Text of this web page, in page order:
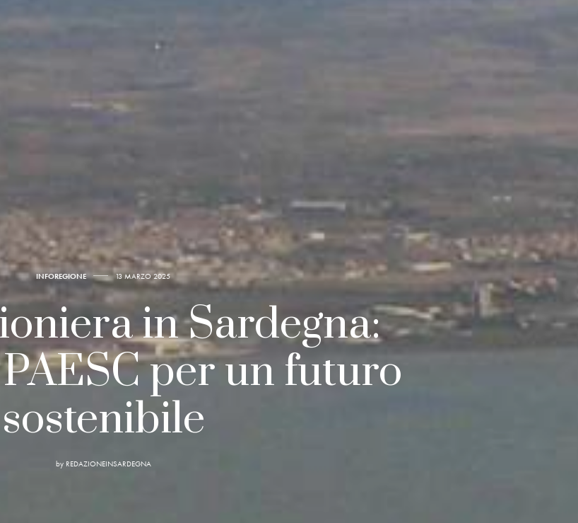
INFOREGIONE 13 MARZO 2025
in Sardegna:
per un futuro
sostenibile
by REDAZIONEINSARDEGNA